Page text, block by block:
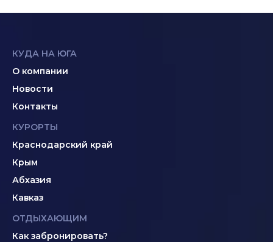
КУДА НА ЮГА
О компании
Новости
Контакты
КУРОРТЫ
Краснодарский край
Крым
Абхазия
Кавказ
ОТДЫХАЮЩИМ
Как забронировать?